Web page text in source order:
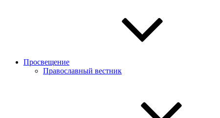
Просвещение
Православный вестник